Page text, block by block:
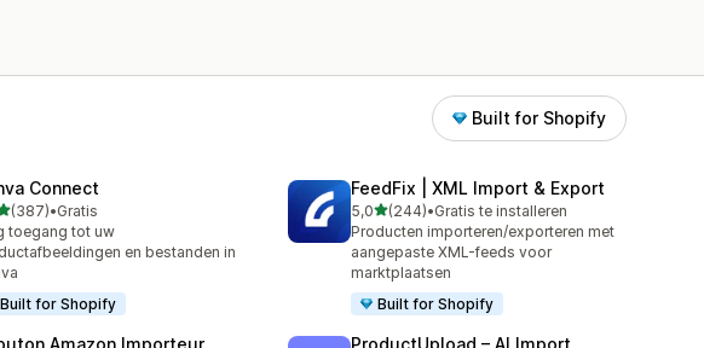
Built for Shopify
Connect
5 sterren
(387) in totaal
•Gratis
toegang tot uw
en bestanden in
Built for Shopify
FeedFix | XML Import & Export
5,0van 5 sterren
(244)
244 recensies in totaal
•Gratis te installeren
Producten importeren/exporteren met
aangepaste XML-feeds voor
marktplaatsen
Built for Shopify